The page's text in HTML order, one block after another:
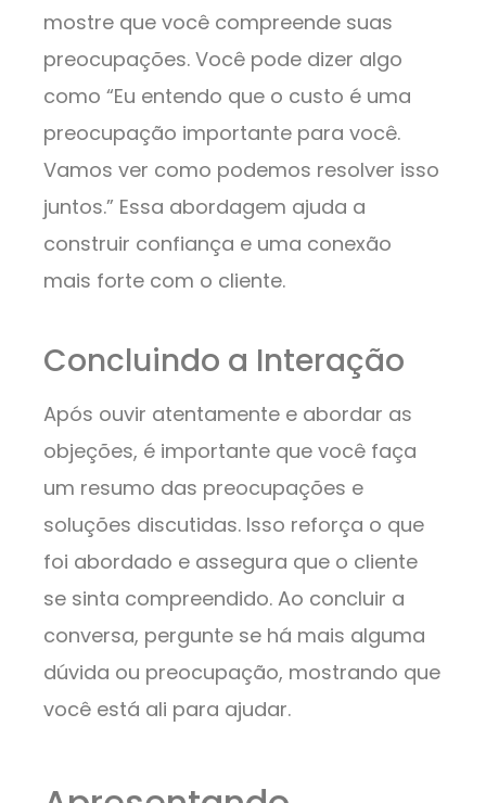
mostre que você compreende suas
preocupações. Você pode dizer algo
como “Eu entendo que o custo é uma
preocupação importante para você.
Vamos ver como podemos resolver isso
juntos.” Essa abordagem ajuda a
construir confiança e uma conexão
mais forte com o cliente.
Concluindo a Interação
Após ouvir atentamente e abordar as
objeções, é importante que você faça
um resumo das preocupações e
soluções discutidas. Isso reforça o que
foi abordado e assegura que o cliente
se sinta compreendido. Ao concluir a
conversa, pergunte se há mais alguma
dúvida ou preocupação, mostrando que
você está ali para ajudar.